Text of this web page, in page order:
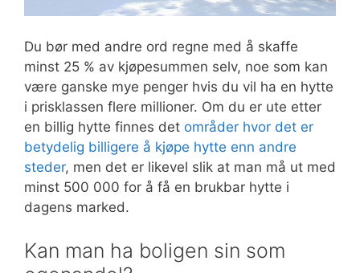
Du bør med andre ord regne med å skaffe
minst 25 % av kjøpesummen selv, noe som kan
være ganske mye penger hvis du vil ha en hytte
i prisklassen flere millioner. Om du er ute etter
en billig hytte finnes det områder hvor det er
betydelig billigere å kjøpe hytte enn andre
steder, men det er likevel slik at man må ut med
minst 500 000 for å få en brukbar hytte i
dagens marked.
Kan man ha boligen sin som